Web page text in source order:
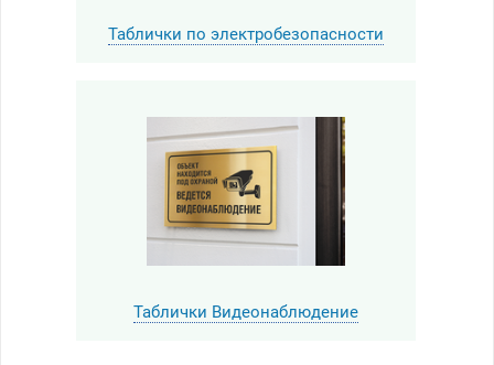
Таблички по электробезопасности
Таблички Видеонаблюдение